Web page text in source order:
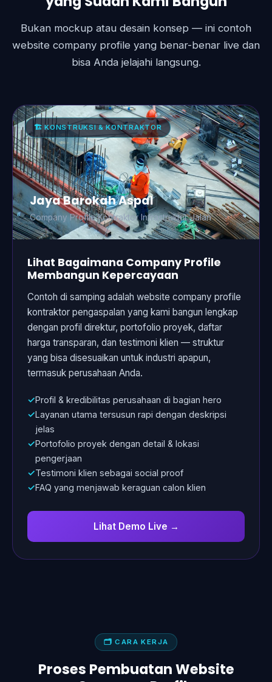
Bukan mockup atau desain konsep — ini contoh
website company profile yang benar-benar live dan
bisa Anda jelajahi langsung.
🏗️ KONSTRUKSI & KONTRAKTOR
Jaya Barokah Aspal
Company Profile Kontraktor Infrastruktur Jalan
Lihat Bagaimana Company Profile
Membangun Kepercayaan
Contoh di samping adalah website company profile
kontraktor pengaspalan yang kami bangun lengkap
dengan profil direktur, portofolio proyek, daftar
harga transparan, dan testimoni klien — struktur
yang bisa disesuaikan untuk industri apapun,
termasuk perusahaan Anda.
Profil & kredibilitas perusahaan di bagian hero
Layanan utama tersusun rapi dengan deskripsi
jelas
Portofolio proyek dengan detail & lokasi
pengerjaan
Testimoni klien sebagai social proof
FAQ yang menjawab keraguan calon klien
Lihat Demo Live →
🗂 CARA KERJA
Proses Pembuatan Website